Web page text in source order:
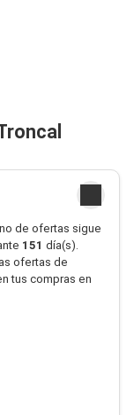
de ofertas sigue
151 día(s).
ofertas de
tus compras en